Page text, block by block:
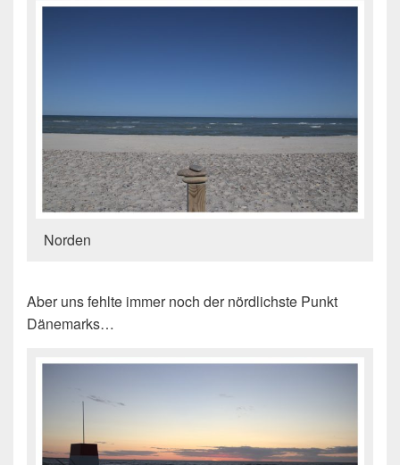
Norden
Aber uns fehlte immer noch der nördlichste Punkt
Dänemarks…